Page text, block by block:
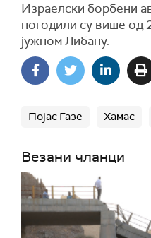
Израелски борбени
погодили су више од
јужном Либану.
Појас Газе Хамас
Везани чланци